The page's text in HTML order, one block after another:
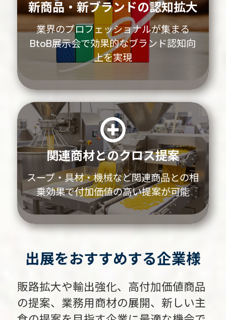
新商品・新ブランドの認知拡大
業界のプロフェッショナルが集まる
BtoB展示会で効果的なブランド認知向
上を実現
関連商材とのクロス提案
スープ・具材・機械など関連商品との相
乗効果で付加価値の高い提案が可能
出展をおすすめする企業様
販路拡大や輸出強化、高付加価値商品
の提案、業務用商材の展開、 新しい主